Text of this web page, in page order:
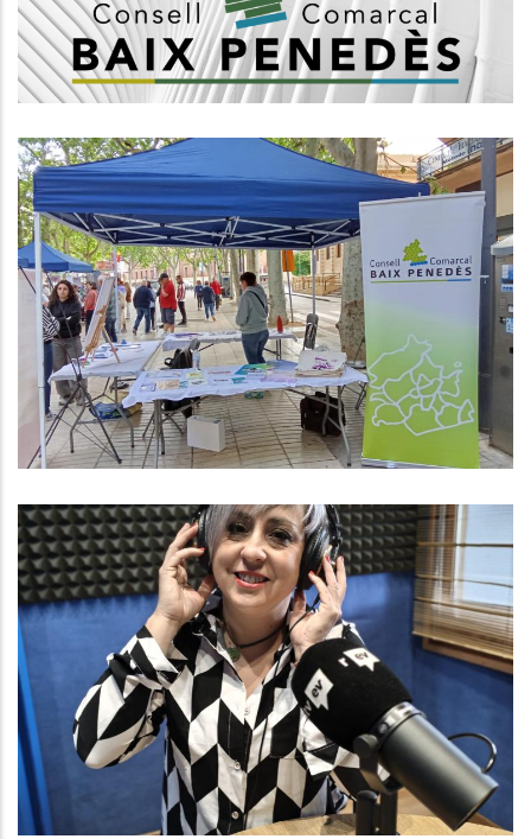
L’Àrea D’Acció Social I Ciutadania
Del Consell Comarcal Del Baix
Penedès Presents A Les 2 Fires De
Salut Comunitària Que Organitzen
Des Del CAP Del Vendrell I El CAP
De L’Arboç.
Altres,S. socials
Baix Penedès Al Dia Amb Núria
González, Gerent Del Consell
Comarcal
Altres ,Medi , P. econòmica Turisme